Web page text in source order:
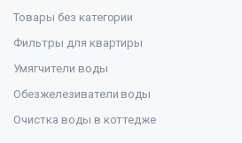
Товары без категории
Фильтры для квартиры
Умягчители воды
Обезжелезиватели воды
Очистка воды в коттедже